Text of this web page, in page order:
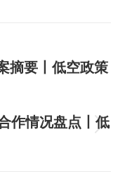
摘要丨低空政策
作情况盘点丨低